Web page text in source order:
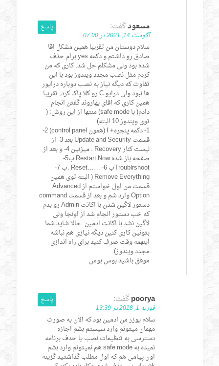
مسعودگفت:
آگوست 14, 2021 در 07:00
سلام دوستان من تقریبا همین مشکل اقا
صادق رو داشتم و دکمه yes برام حذف
شده بود ولی مشکلم حل شد, کاری که من
کردم مثل نصب مجدد ویندوز بود با این
تفاوت که دیگه نیاز به نصب دوباره درایور
ها نبود ولی درایو C رو کلا پاک کرد, تقریبا
همین کاری که اقای بهاروند گفتن انجام
دادم( با safe mode) منتها از این روش: (
توی ویندوز 10 البته)
1- دکمه پنجره+ I (همون control panel) 2-
قسمت Update and Security بعد 3- از
لیست کنار Recovery . میزنین 4- و بعد از
صفحه باز شده Restart Now ب5-
Troublrshootب 6- ……Reset .ب 7-
Remove Everything ( البته توی همین
قسمت من اول خواستم از Advanced
Option وارد شم و بعد از قسمت command
دستور لاگین شدن با اکانت Admin رو بدم
که خب دستور انجام شد از اونجا ولی
لاگین نشد با اکانت ادمین. حالا شاید شما
بتونین کاری کنین دیگه نیازی هم نباشه
اینهمه وقت صرف کنید برای راه اندازی
مجدد ویندوز).
موفق باشید بوس بوس
پاسخ
pooryaگفت:
فوریه 1, 2018 در 13:39
سلام یوزر من ادمین بود که الان به صورت
مهمان میتونم وارد سیستم بشم اجازه
دسترسی به تنظیمات نصب یا حدف برنامه
نمیده به safe mode هم نمیتونم وارد بشم
اون پیامی هم که اول مطلب گذاشتید گزینه
پاسخ